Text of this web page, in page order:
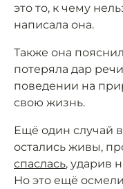
это то, к чему
написала она.
Также она
потеряла дар
поведении на
свою жизнь.
Ещё один случай
остались живы,
спаслась, ударив
Но это ещё